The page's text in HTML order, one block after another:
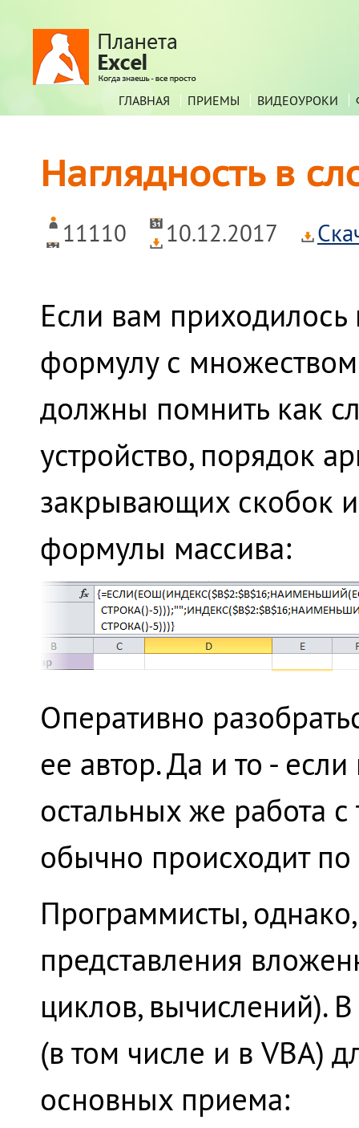
ГЛАВНАЯ ПРИЕМЫ ВИДЕОУРОКИ
Наглядность в
11110 10.12.2017
Если вам приходилось
формулу с
должны помнить как
устройство, порядок
закрывающих скобок
формулы массива:
Оперативно
ее автор. Да и то -
остальных же работа
обычно происходит по
Программисты,
представления
циклов, вычислений).
(в том числе и в VBA)
основных приема: